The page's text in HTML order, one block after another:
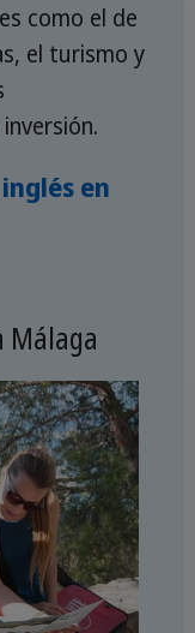
como el de
el turismo y
en
Málaga